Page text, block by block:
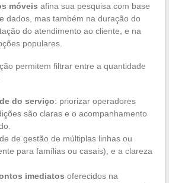
móveis afina sua pesquisa com base
dados, mas também na duração do
do atendimento ao cliente, e na
populares.
permitem filtrar entre a quantidade
do serviço: priorizar operadores
são claras e o acompanhamento
de gestão de múltiplas linhas ou
para famílias ou casais), e a clareza
imediatos oferecidos na